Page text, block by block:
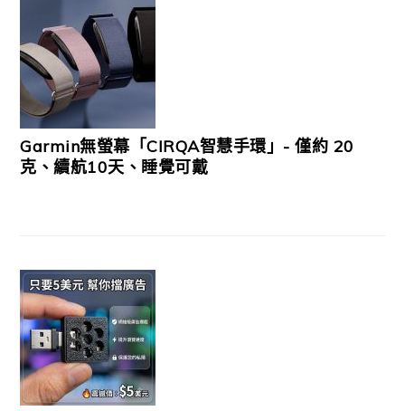
Garmin無螢幕「CIRQA智慧手環」- 僅約 20
克、續航10天、睡覺可戴